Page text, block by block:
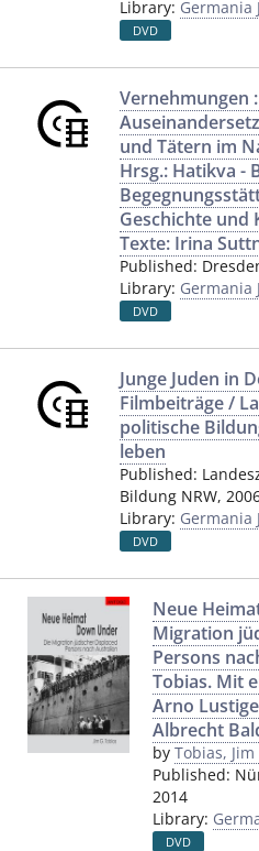
Library: Germania
DVD
Vernehmungen
und Tätern im
Hrsg.: Hatikva -
Geschichte und
Texte: Irina
Published:
Library: Germania
DVD
Junge Juden in
Filmbeiträge /
politische
leben
Published:
Bildung NRW,
Library: Germania
DVD
Neue
Migration
Persons
Tobias. Mit
Arno
Albrecht
by Tobias, Jim
Published:
2014
Library:
DVD